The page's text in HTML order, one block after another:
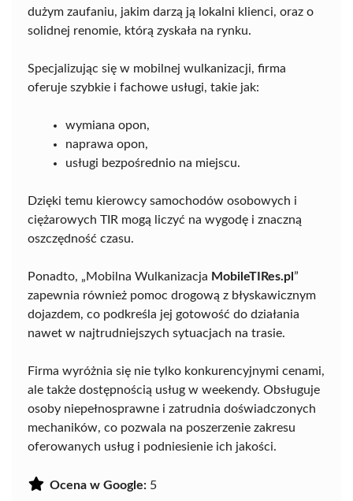
dużym zaufaniu, jakim darzą ją lokalni klienci, oraz o
solidnej renomie, którą zyskała na rynku.
Specjalizując się w mobilnej wulkanizacji, firma
oferuje szybkie i fachowe usługi, takie jak:
wymiana opon,
naprawa opon,
usługi bezpośrednio na miejscu.
Dzięki temu kierowcy samochodów osobowych i
ciężarowych TIR mogą liczyć na wygodę i znaczną
oszczędność czasu.
Ponadto, „Mobilna Wulkanizacja MobileTIRes.pl ”
zapewnia również pomoc drogową z błyskawicznym
dojazdem, co podkreśla jej gotowość do działania
nawet w najtrudniejszych sytuacjach na trasie.
Firma wyróżnia się nie tylko konkurencyjnymi cenami,
ale także dostępnością usług w weekendy. Obsługuje
osoby niepełnosprawne i zatrudnia doświadczonych
mechaników, co pozwala na poszerzenie zakresu
oferowanych usług i podniesienie ich jakości.
Ocena w Google: 5